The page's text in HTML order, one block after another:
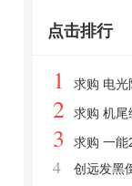
点击排行
1
求购 电光
K2-36/18Ⅱ
2
求购 机
机（960*270*
3 求购 一能
4
创远发黑